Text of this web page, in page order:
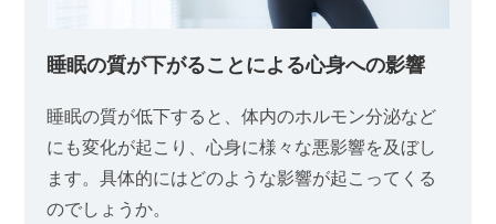
睡眠の質が下がることによる心身への影響
睡眠の質が低下すると、体内のホルモン分泌など
にも変化が起こり、心身に様々な悪影響を及ぼし
ます。具体的にはどのような影響が起こってくる
のでしょうか。